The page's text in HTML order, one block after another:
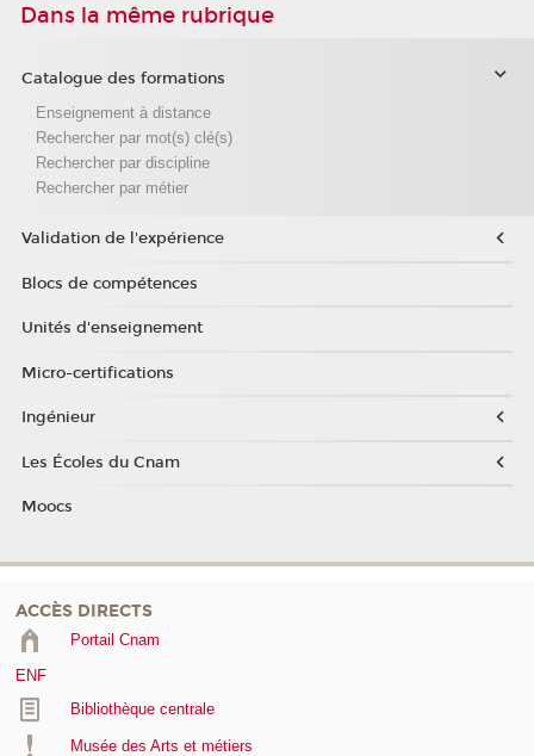
Dans la même rubrique
Catalogue des formations
Enseignement à distance
Rechercher par mot(s) clé(s)
Rechercher par discipline
Rechercher par métier
Validation de l'expérience
Blocs de compétences
Unités d'enseignement
Micro-certifications
Ingénieur
Les Écoles du Cnam
Moocs
ACCÈS DIRECTS
Portail Cnam
ENF
Bibliothèque centrale
Musée des Arts et métiers